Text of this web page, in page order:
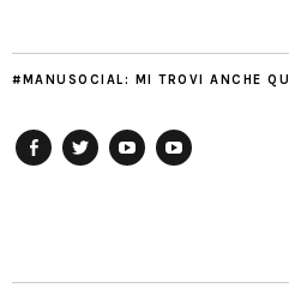
#MANUSOCIAL: MI TROVI ANCHE QUI